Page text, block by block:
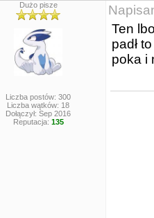
Dużo pisze
Liczba postów: 300
Liczba wątków: 18
Dołączył: Sep 2016
Reputacja: 135
Ten
padł
poka i